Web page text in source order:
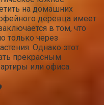
на домашних
деревца имеет
в том, что
только через
Однако этот
прекрасным
или офиса.